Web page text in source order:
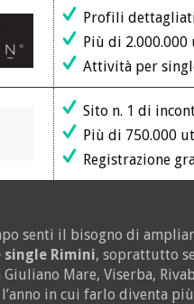
Profili
Più di
Attività per
Sito n. 1 di
Più di 750.000
Registrazione
senti il bisogno di
Rimini, soprattutto
Giuliano Mare, Viserba,
in cui farlo diventa